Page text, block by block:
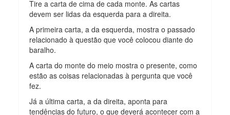
Tire a carta de cima de cada monte. As cartas
devem ser lidas da esquerda para a direita.
A primeira carta, a da esquerda, mostra o passado
relacionado à questão que você colocou diante do
baralho.
A carta do monte do meio mostra o presente, como
estão as coisas relacionadas à pergunta que você
fez.
Já a última carta, a da direita, aponta para
tendências do futuro, o que deverá acontecer com a